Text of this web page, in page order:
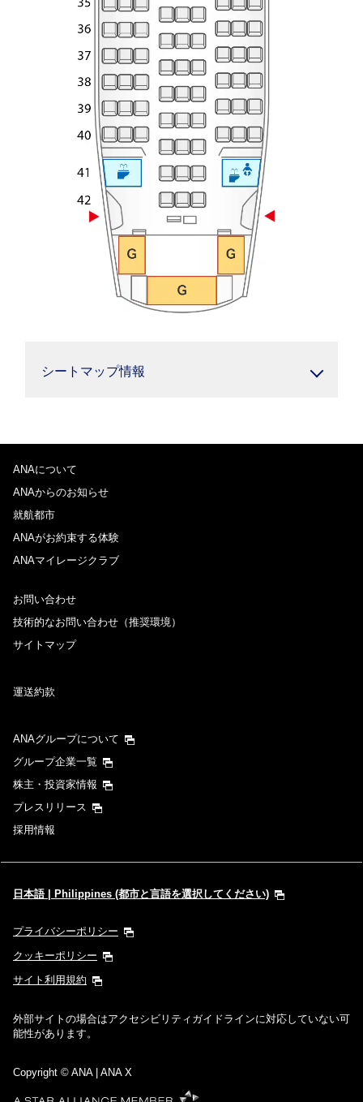
シートマップ情報
ANAについて
ANAからのお知らせ
就航都市
ANAがお約束する体験
ANAマイレージクラブ
お問い合わせ
技術的なお問い合わせ（推奨環境）
サイトマップ
運送約款
ANAグループについて
グループ企業一覧
株主・投資家情報
プレスリリース
採用情報
日本語 | Philippines (都市と言語を選択してください)
プライバシーポリシー
クッキーポリシー
サイト利用規約
外部サイトの場合はアクセシビリティガイドラインに対応していない可
能性があります。
Copyright © ANA | ANA X